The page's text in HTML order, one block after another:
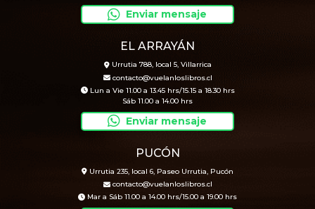
Enviar mensaje
EL ARRAYÁN
Urrutia 788, local 5, Villarrica
contacto@vuelanloslibros.cl
Lun a Vie 11.00 a 13.45 hrs/15.15 a 18.30 hrs
Sáb 11.00 a 14.00 hrs
Enviar mensaje
PUCÓN
Urrutia 235, local 6, Paseo Urrutia, Pucón
contacto@vuelanloslibros.cl
Mar a Sáb 11.00 a 14.00 hrs/15.00 a 19.00 hrs